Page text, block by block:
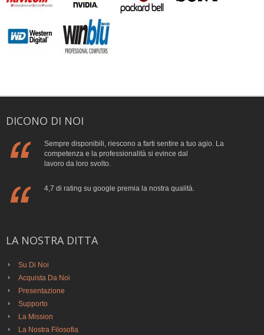
DICONO DI NOI
Sempre disponibili, riescono a farti sentire a tuo agio. La
competenza e la professionalità si evince dal
lavoro da loro svolto.
4,7 di rating su google premia la nostra qualità.
LA NOSTRA DITTA
Su Di Noi
Acquista Da Noi
Presentazione
Supporto
La Mission
La Nostra Filosofia